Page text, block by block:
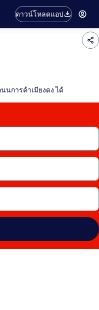
ดาวน์โหลดแอป
นการค้าเมียงดง ได้